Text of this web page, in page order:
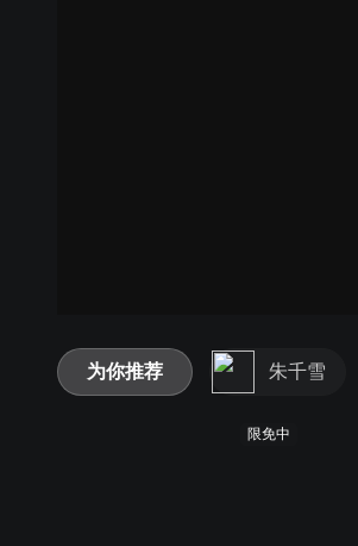
为你推荐 朱千雪
限免中